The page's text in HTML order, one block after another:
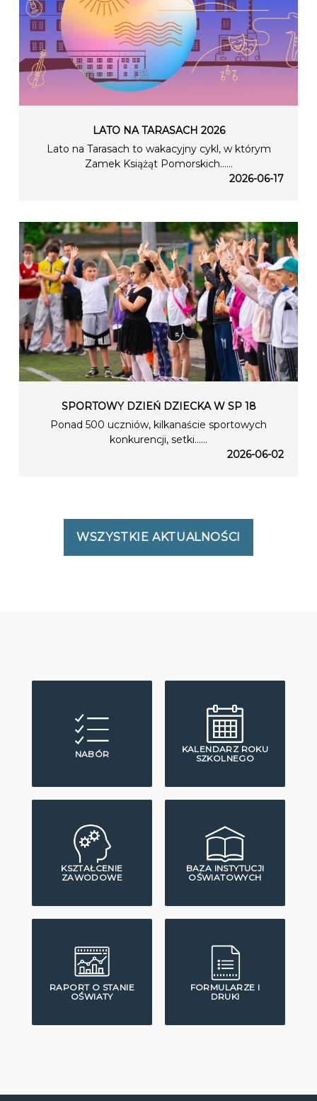
LATO NA TARASACH 2026
Lato na Tarasach to wakacyjny cykl, w którym
Zamek Książąt Pomorskich…...
2026-06-17
SPORTOWY DZIEŃ DZIECKA W SP 18
Ponad 500 uczniów, kilkanaście sportowych
konkurencji, setki…...
2026-06-02
WSZYSTKIE AKTUALNOŚCI
NABÓR
KALENDARZ ROKU
SZKOLNEGO
KSZTAŁCENIE
ZAWODOWE
BAZA INSTYTUCJI
OŚWIATOWYCH
RAPORT O STANIE
OŚWIATY
FORMULARZE I
DRUKI